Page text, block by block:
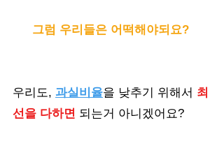
그럼 우리들은 어떡해야되요?
우리도, 과실비율을 낮추기 위해서 최
선을 다하면 되는거 아니겠어요?